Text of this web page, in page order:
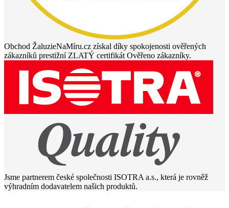
Obchod ŽaluzieNaMíru.cz získal díky spokojenosti ověřených
zákazníků prestižní ZLATÝ certifikát Ověřeno zákazníky.
Jsme partnerem české společnosti ISOTRA a.s., která je rovněž
výhradním dodavatelem našich produktů.